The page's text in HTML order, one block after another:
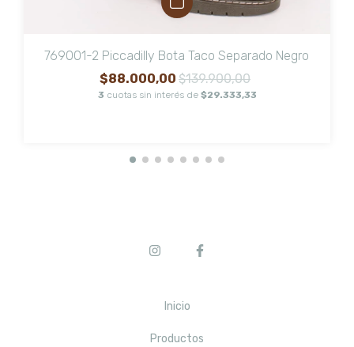
769001-2 Piccadilly Bota Taco Separado Negro
$88.000,00 $139.900,00
3 cuotas sin interés de $29.333,33
Inicio
Productos